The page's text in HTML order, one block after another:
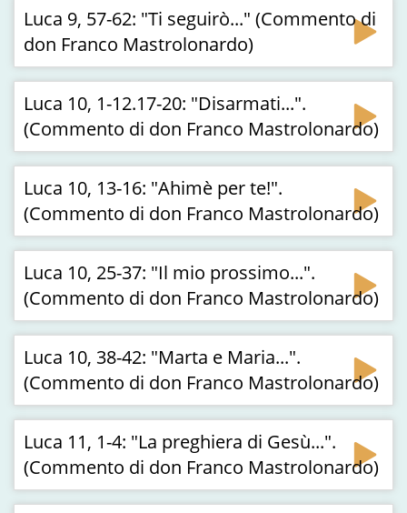
Luca 9, 57-62: "Ti seguirò..." (Commento di
don Franco Mastrolonardo)
Luca 10, 1-12.17-20: "Disarmati...".
(Commento di don Franco Mastrolonardo)
Luca 10, 13-16: "Ahimè per te!".
(Commento di don Franco Mastrolonardo)
Luca 10, 25-37: "Il mio prossimo...".
(Commento di don Franco Mastrolonardo)
Luca 10, 38-42: "Marta e Maria...".
(Commento di don Franco Mastrolonardo)
Luca 11, 1-4: "La preghiera di Gesù...".
(Commento di don Franco Mastrolonardo)